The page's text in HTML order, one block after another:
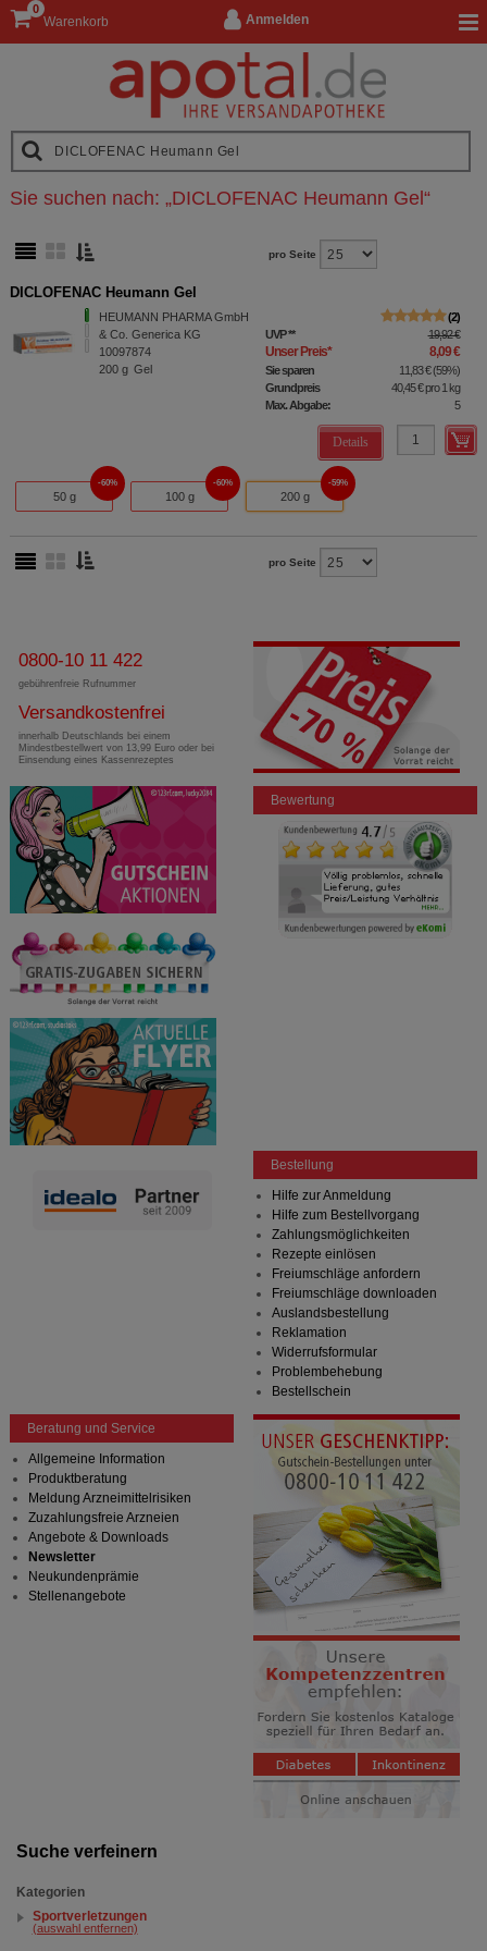
Anmelden
Warenkorb
0
Suche verfeinern
Kategorien
Sportverletzungen
(auswahl entfernen)
Sie suchen nach: „DICLOFENAC Heumann Gel “
pro Seite
DICLOFENAC Heumann Gel
HEUMANN PHARMA GmbH
& Co. Generica KG
10097874
200 g Gel
2
UVP** 19,92 €
Unser Preis* 8,09 €
Sie sparen 11,83 €(59%)
Grundpreis
40,45 €pro 1 kg
Max. Abgabe:
5
Details
50 g
60%
100 g
60%
200 g
59%
pro Seite
0800-10 11 422
gebührenfreie Rufnummer
Versandkostenfrei
innerhalb Deutschlands bei einem
Mindestbestellwert von 13,99 Euro oder bei
Einsendung eines Kassenrezeptes
Bewertung
Bestellung
Hilfe zur Anmeldung
Hilfe zum Bestellvorgang
Zahlungsmöglichkeiten
Rezepte einlösen
Freiumschläge anfordern
Freiumschläge downloaden
Auslandsbestellung
Reklamation
Widerrufsformular
Problembehebung
Bestellschein
Beratung und Service
Allgemeine Information
Produktberatung
Meldung Arzneimittelrisiken
Zuzahlungsfreie Arzneien
Angebote & Downloads
Newsletter
Neukundenprämie
Stellenangebote